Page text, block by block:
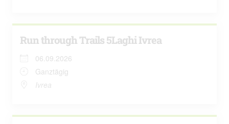
Run through Trails 5Laghi Ivrea
06.09.2026
Ganztägig
Ivrea